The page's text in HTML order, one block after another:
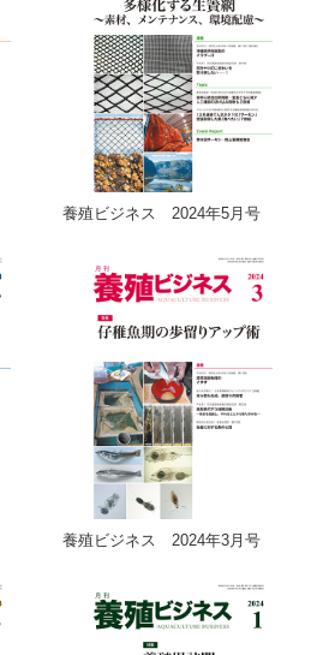
養殖ビジネス 2024年5月号
養殖ビジネス 2024年3月号